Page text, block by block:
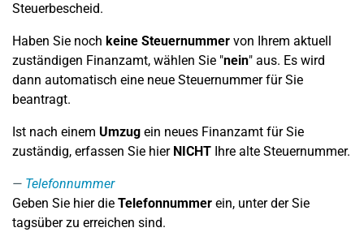
Steuerbescheid.
Haben Sie noch keine Steuernummer von Ihrem aktuell
zuständigen Finanzamt, wählen Sie "nein" aus. Es wird
dann automatisch eine neue Steuernummer für Sie
beantragt.
Ist nach einem Umzug ein neues Finanzamt für Sie
zuständig, erfassen Sie hier NICHT Ihre alte Steuernummer.
Telefonnummer
Geben Sie hier die Telefonnummer ein, unter der Sie
tagsüber zu erreichen sind.